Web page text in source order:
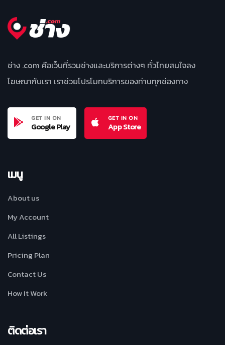
ช่าง .com คือเว็บที่รวมช่างและบริการต่างๆ ทั่วไทยสนใจลง
โฆษณากับเรา เราช่วยโปรโมทบริการของท่านทุกช่องทาง
GET IN ON
Google Play
GET IN ON
App Store
เมนู
About us
My Account
All Listings
Pricing Plan
Contact Us
How It Work
ติดต่อเรา